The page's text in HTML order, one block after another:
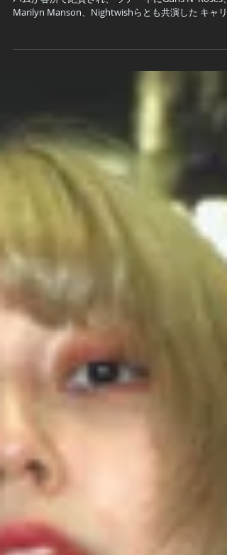
ナティブメタル・バンド
バムが各所で絶賛され、 ツアー中にGuns N' Roses、
Marilyn Manson、Nightwishらとも共演した キャリ
を持つスペインの女性ボーカル オルタナティブメタ